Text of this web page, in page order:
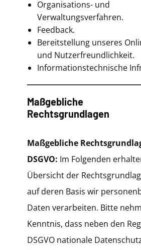
Organisations- und
Verwaltungsverfahren.
Feedback.
Bereitstellung unseres
und Nutzerfreundlichkeit.
Informationstechnische
Maßgebliche
Rechtsgrundlagen
Maßgebliche
DSGVO: Im Folgenden
Übersicht der
auf deren Basis wir
Daten verarbeiten. Bitte
Kenntnis, dass neben den
DSGVO nationale